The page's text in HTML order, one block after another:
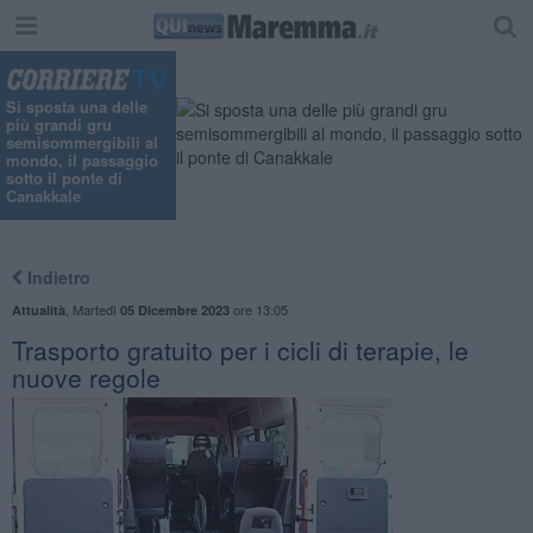
Si sposta una delle
più grandi gru
semisommergibili al
mondo, il passaggio
sotto il ponte di
Canakkale
Indietro
Attualità Martedì 05 Dicembre 2023ore 13:05
Trasporto gratuito per i cicli di terapie, le
nuove regole